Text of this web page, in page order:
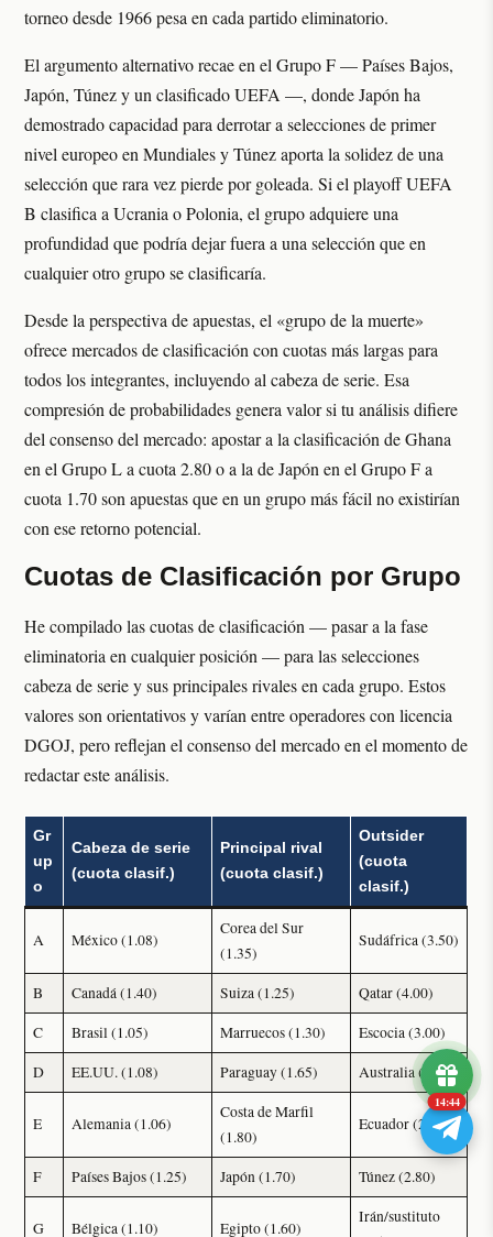
torneo desde 1966 pesa en cada partido eliminatorio.
El argumento alternativo recae en el Grupo F — Países Bajos,
Japón, Túnez y un clasificado UEFA —, donde Japón ha
demostrado capacidad para derrotar a selecciones de primer
nivel europeo en Mundiales y Túnez aporta la solidez de una
selección que rara vez pierde por goleada. Si el playoff UEFA
B clasifica a Ucrania o Polonia, el grupo adquiere una
profundidad que podría dejar fuera a una selección que en
cualquier otro grupo se clasificaría.
Desde la perspectiva de apuestas, el «grupo de la muerte»
ofrece mercados de clasificación con cuotas más largas para
todos los integrantes, incluyendo al cabeza de serie. Esa
compresión de probabilidades genera valor si tu análisis difiere
del consenso del mercado: apostar a la clasificación de Ghana
en el Grupo L a cuota 2.80 o a la de Japón en el Grupo F a
cuota 1.70 son apuestas que en un grupo más fácil no existirían
con ese retorno potencial.
Cuotas de Clasificación por Grupo
He compilado las cuotas de clasificación — pasar a la fase
eliminatoria en cualquier posición — para las selecciones
cabeza de serie y sus principales rivales en cada grupo. Estos
valores son orientativos y varían entre operadores con licencia
DGOJ, pero reflejan el consenso del mercado en el momento de
redactar este análisis.
Gr
up
o
Cabeza de serie
(cuota clasif.)
Principal rival
(cuota clasif.)
Outsider
(cuota
clasif.)
A México (1.08)
Corea del Sur
(1.35)
Sudáfrica (3.50)
B Canadá (1.40) Suiza (1.25)
Qatar (4.00)
C
Brasil (1.05) Marruecos (1.30)
Escocia (3.00)
D
EE.UU. (1.08) Paraguay (1.65) Australia (2.50)
E Alemania (1.06)
Costa de Marfil
(1.80)
Ecuador (2.00)
F Países Bajos (1.25) Japón (1.70) Túnez (2.80)
G Bélgica (1.10) Egipto (1.60)
Irán/sustituto
14:43